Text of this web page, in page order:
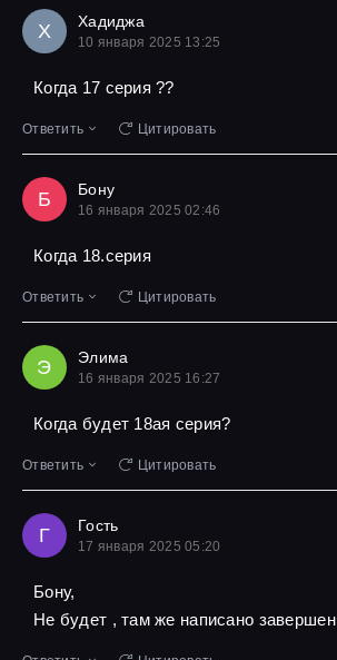
Х Хадиджа
10 января 2025 13:25
Когда 17 серия ??
Ответить Цитировать
Б Бону
16 января 2025 02:46
Когда 18.серия
Ответить Цитировать
Э Элима
16 января 2025 16:27
Когда будет 18ая серия?
Ответить Цитировать
Г Гость
17 января 2025 05:20
Бону,
Не будет , там же написано завершен